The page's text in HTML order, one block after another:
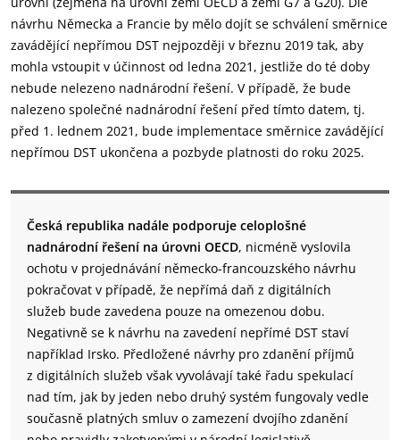
návrhu Německa a Francie by mělo dojít se schválení směrnice
zavádějící nepřímou DST nejpozději v březnu 2019 tak, aby
mohla vstoupit v účinnost od ledna 2021, jestliže do té doby
nebude nelezeno nadnárodní řešení. V případě, že bude
nalezeno společné nadnárodní řešení před tímto datem, tj.
před 1. lednem 2021, bude implementace směrnice zavádějící
nepřímou DST ukončena a pozbyde platnosti do roku 2025.
Česká republika nadále podporuje celoplošné
nadnárodní řešení na úrovni OECD, nicméně vyslovila
ochotu v projednávání německo-francouzského návrhu
pokračovat v případě, že nepřímá daň z digitálních
služeb bude zavedena pouze na omezenou dobu.
Negativně se k návrhu na zavedení nepřímé DST staví
například Irsko. Předložené návrhy pro zdanění příjmů
z digitálních služeb však vyvolávají také řadu spekulací
nad tím, jak by jeden nebo druhý systém fungovaly vedle
současně platných smluv o zamezení dvojího zdanění